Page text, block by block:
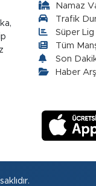
Namaz
Trafik
Süper
Tüm
Son
Haber